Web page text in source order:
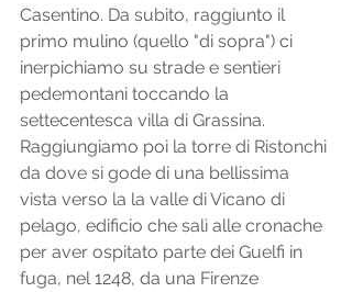
Casentino. Da subito, raggiunto il
primo mulino (quello "di sopra") ci
inerpichiamo su strade e sentieri
pedemontani toccando la
settecentesca villa di Grassina.
Raggiungiamo poi la torre di Ristonchi
da dove si gode di una bellissima
vista verso la la valle di Vicano di
pelago, edificio che salì alle cronache
per aver ospitato parte dei Guelfi in
fuga, nel 1248, da una Firenze